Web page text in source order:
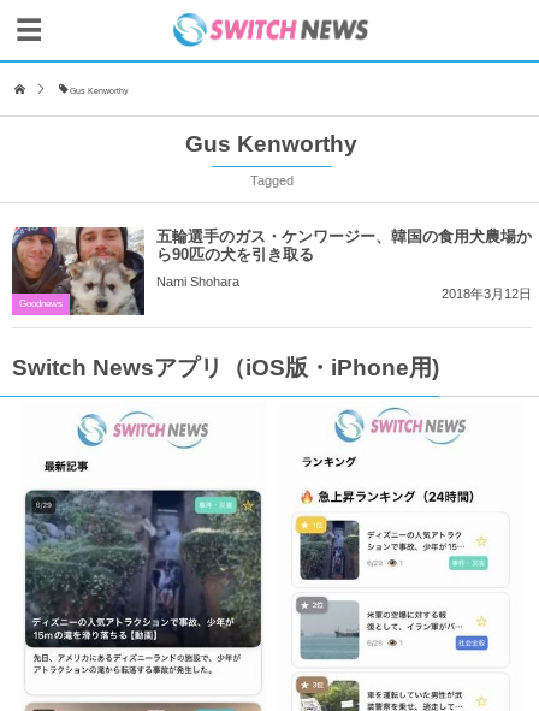
Gus Kenworthy
Gus Kenworthy
Tagged
Goodnews
五輪選手のガス・ケンワージー、韓国の食用犬農場か
ら90匹の犬を引き取る
Nami Shohara
2018年3月12日
Switch Newsアプリ（iOS版・iPhone用)